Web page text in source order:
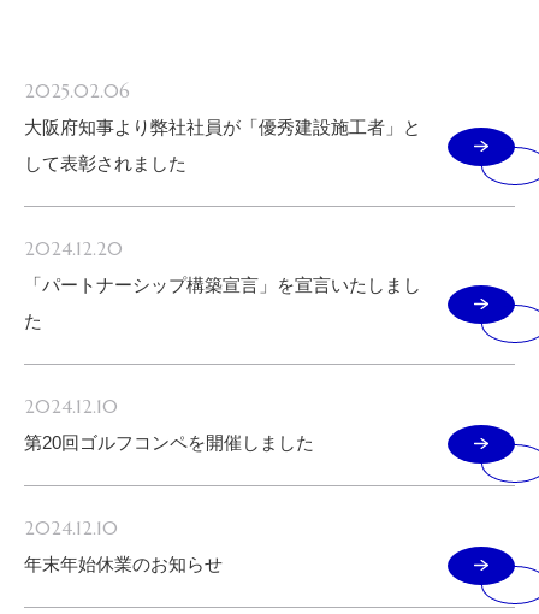
2025.02.06
大阪府知事より弊社社員が「優秀建設施工者」と
して表彰されました
2024.12.20
「パートナーシップ構築宣言」を宣言いたしまし
た
2024.12.10
第20回ゴルフコンペを開催しました
2024.12.10
年末年始休業のお知らせ